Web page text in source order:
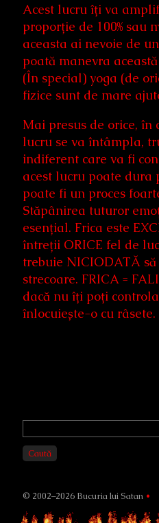
Acest lucru îți va
proporție de 100% sau
aceasta ai nevoie de
poată manevra
(În special) yoga (de
fizice sunt de mare
Mai presus de orice, în
lucru se va întâmpla,
indiferent care va fi
acest lucru poate dura
poate fi un proces
Stăpânirea tuturor
esențial. Frica este
întreții ORICE fel de
trebuie NICIODATĂ să
strecoare. FRICA =
dacă nu îți poți
înlocuiește-o cu râsete.
Primary
Sidebar
Caută
© 2002–2026 Bucuria lui Satan •